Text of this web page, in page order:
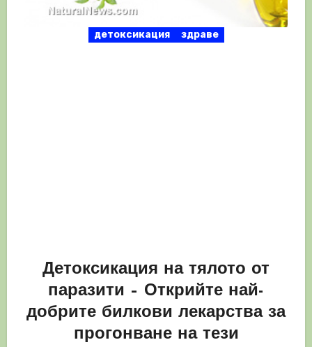
детоксикация здраве
Детоксикация на тялото от
паразити – Открийте най-
добрите билкови лекарства за
прогонване на тези